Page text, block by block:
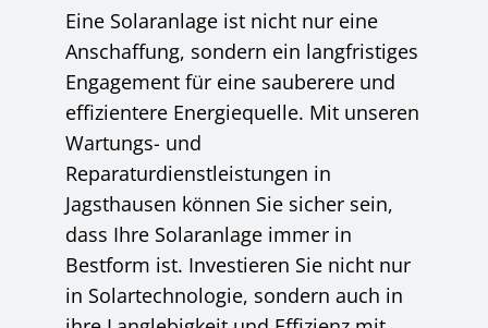
Eine Solaranlage ist nicht nur eine
Anschaffung, sondern ein langfristiges
Engagement für eine sauberere und
effizientere Energiequelle. Mit unseren
Wartungs- und
Reparaturdienstleistungen in
Jagsthausen können Sie sicher sein,
dass Ihre Solaranlage immer in
Bestform ist. Investieren Sie nicht nur
in Solartechnologie, sondern auch in